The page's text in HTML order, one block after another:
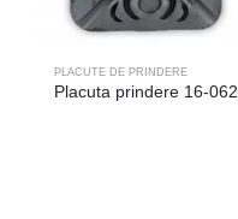
PLACUTE DE PRINDERE
Placuta prindere 16-062